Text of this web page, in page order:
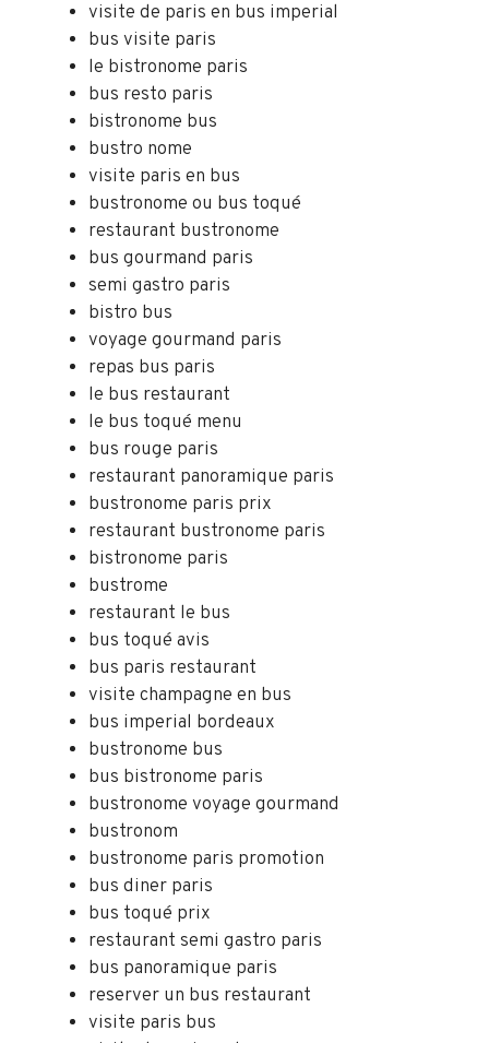
visite de paris en bus imperial
bus visite paris
le bistronome paris
bus resto paris
bistronome bus
bustro nome
visite paris en bus
bustronome ou bus toqué
restaurant bustronome
bus gourmand paris
semi gastro paris
bistro bus
voyage gourmand paris
repas bus paris
le bus restaurant
le bus toqué menu
bus rouge paris
restaurant panoramique paris
bustronome paris prix
restaurant bustronome paris
bistronome paris
bustrome
restaurant le bus
bus toqué avis
bus paris restaurant
visite champagne en bus
bus imperial bordeaux
bustronome bus
bus bistronome paris
bustronome voyage gourmand
bustronom
bustronome paris promotion
bus diner paris
bus toqué prix
restaurant semi gastro paris
bus panoramique paris
reserver un bus restaurant
visite paris bus